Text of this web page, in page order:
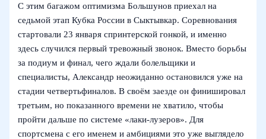
С этим багажом оптимизма Большунов приехал на
седьмой этап Кубка России в Сыктывкар. Соревнования
стартовали 23 января спринтерской гонкой, и именно
здесь случился первый тревожный звонок. Вместо борьбы
за подиум и финал, чего ждали болельщики и
специалисты, Александр неожиданно остановился уже на
стадии четвертьфиналов. В своём заезде он финишировал
третьим, но показанного времени не хватило, чтобы
пройти дальше по системе «лаки-лузеров». Для
спортсмена с его именем и амбициями это уже выглядело